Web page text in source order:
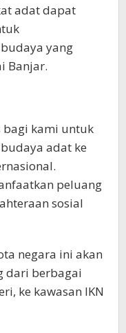
adat dapat
yang
Banjar.
bagi kami untuk
adat ke
peluang
sosial
negara ini akan
dari berbagai
ke kawasan IKN